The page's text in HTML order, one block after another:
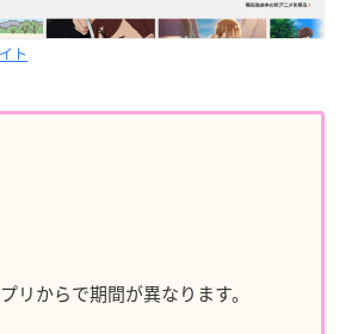
ト
リからで期間が異なります。